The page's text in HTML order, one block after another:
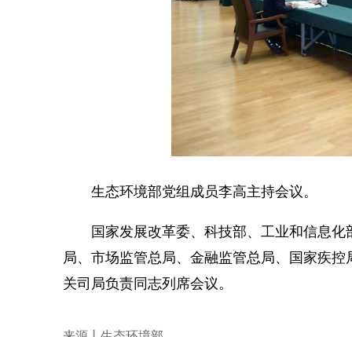
生态环境部党组成员李高主持会议。
国家发展改革委、科技部、工业和信息化
局、市场监管总局、金融监管总局、国家疾
关司局负责同志列席会议。